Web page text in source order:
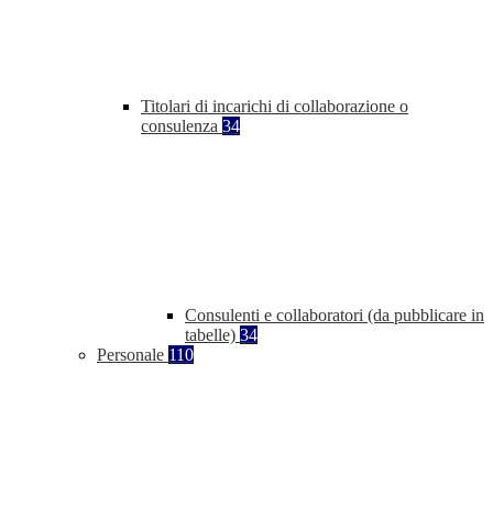
Titolari di incarichi di collaborazione o
consulenza 34
Consulenti e collaboratori (da pubblicare in
tabelle) 34
Personale 110